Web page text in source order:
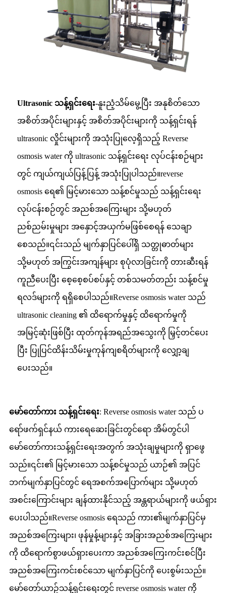
Ultrasonic သန့်ရှင်းရေး-နူးညံ့သိမ်မွေ့ပြီး အနုစိတ်သော
အစိတ်အပိုင်းများနှင့် အစိတ်အပိုင်းများကို သန့်ရှင်းရန်
ultrasonic လှိုင်းများကို အသုံးပြုလေ့ရှိသည့် Reverse
osmosis water ကို ultrasonic သန့်ရှင်းရေး လုပ်ငန်းစဉ်များ
တွင် ကျယ်ကျယ်ပြန့်ပြန့် အသုံးပြုပါသည်။reverse
osmosis ရေ၏ မြင့်မားသော သန့်စင်မှုသည် သန့်ရှင်းရေး
လုပ်ငန်းစဉ်တွင် အညစ်အကြေးများ သို့မဟုတ်
ညစ်ညမ်းမှုများ အနှောင့်အယှက်မဖြစ်စေရန် သေချာ
စေသည်။၎င်းသည် မျက်နှာပြင်ပေါ်ရှိ သတ္တုဓာတ်များ
သို့မဟုတ် အကြွင်းအကျန်များ စုပုံလာခြင်းကို တားဆီးရန်
ကူညီပေးပြီး စေ့စေ့စပ်စပ်နှင့် တစ်သမတ်တည်း သန့်စင်မှု
ရလဒ်များကို ရရှိစေပါသည်။Reverse osmosis water သည်
ultrasonic cleaning ၏ ထိရောက်မှုနှင့် ထိရောက်မှုကို
အမြင့်ဆုံးဖြစ်ပြီး ထုတ်ကုန်အရည်အသွေးကို မြှင့်တင်ပေး
ပြီး ပြုပြင်ထိန်းသိမ်းမှုကုန်ကျစရိတ်များကို လျှော့ချ
ပေးသည်။
မော်တော်ကား သန့်ရှင်းရေး: Reverse osmosis water သည် ပ
ရော်ဖက်ရှင်နယ် ကားရေဆေးခြင်းတွင်ရော အိမ်တွင်ပါ
မော်တော်ကားသန့်ရှင်းရေးအတွက် အသုံးချမှုများကို ရှာဖွေ
သည်။၎င်း၏ မြင့်မားသော သန့်စင်မှုသည် ယာဉ်၏ အပြင်
ဘက်မျက်နှာပြင်တွင် ရေအစက်အပြောက်များ သို့မဟုတ်
အစင်းကြောင်းများ ချန်ထားနိုင်သည့် အန္တရာယ်များကို ဖယ်ရှား
ပေးပါသည်။Reverse osmosis ရေသည် ကား၏မျက်နှာပြင်မှ
အညစ်အကြေးများ၊ ဖုန်မှုန့်များနှင့် အခြားအညစ်အကြေးများ
ကို ထိရောက်စွာဖယ်ရှားပေးကာ အညစ်အကြေးကင်းစင်ပြီး
အညစ်အကြေးကင်းစင်သော မျက်နှာပြင်ကို ပေးစွမ်းသည်။
မော်တော်ယာဥ်သန့်ရှင်းရေးတွင် reverse osmosis water ကို